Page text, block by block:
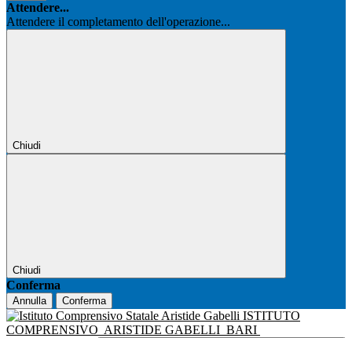
Attendere...
Attendere il completamento dell'operazione...
Chiudi
Chiudi
Conferma
Annulla Conferma
ISTITUTO
COMPRENSIVO ARISTIDE GABELLI BARI